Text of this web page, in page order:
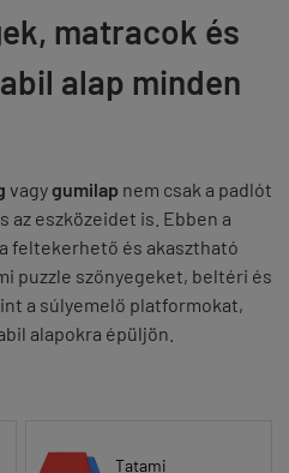
matracok és
alap minden
vagygumilap nem csak a padlót
az eszközeidet is. Ebben a
feltekerhető és akasztható
puzzle szőnyegeket, beltéri és
a súlyemelő platformokat,
alapokra épüljön.
Tatami